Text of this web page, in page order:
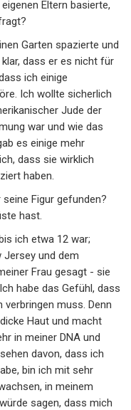
Eltern basierte,
Garten spazierte und
dass er es nicht für
ich einige
Ich wollte sicherlich
Jude der
war und wie das
es einige mehr
dass sie wirklich
haben.
Figur gefunden?
hast.
ich etwa 12 war;
und dem
Frau gesagt - sie
habe das Gefühl, dass
muss. Denn
Haut und macht
in meiner DNA und
davon, dass ich
bin ich mit sehr
in meinem
sagen, dass mich